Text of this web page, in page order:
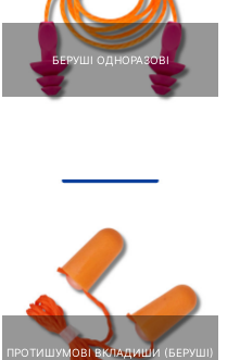
БЕРУШІ ОДНОРАЗОВІ
ПРОТИШУМОВІ ВКЛАДИШИ (БЕРУШІ)